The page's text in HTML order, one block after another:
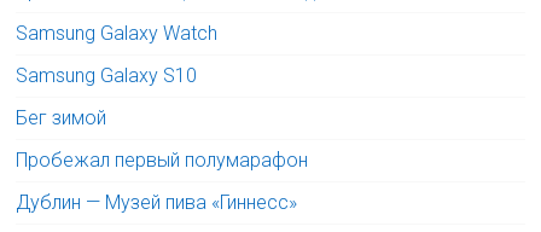
Samsung Galaxy Watch
Samsung Galaxy S10
Бег зимой
Пробежал первый полумарафон
Дублин — Музей пива «Гиннесс»